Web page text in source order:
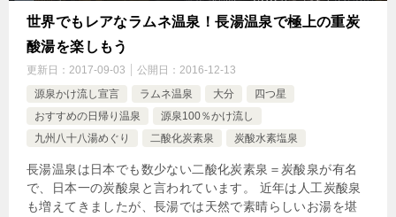
世界でもレアなラムネ温泉！長湯温泉で極上の重炭
酸湯を楽しもう
更新日： 2017-09-03 公開日： 2016-12-13
源泉かけ流し宣言
ラムネ温泉 大分
四つ星
おすすめの日帰り温泉
源泉100％かけ流し
九州八十八湯めぐり
二酸化炭素泉 炭酸水素塩泉
長湯温泉は日本でも数少ない二酸化炭素泉＝炭酸泉が有名
で、日本一の炭酸泉と言われています。 近年は人工炭酸泉
も増えてきましたが、長湯では天然で素晴らしいお湯を堪